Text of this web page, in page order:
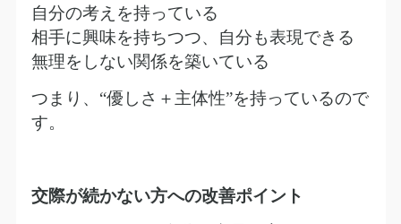
自分の考えを持っている
相手に興味を持ちつつ、自分も表現できる
無理をしない関係を築いている
つまり、 “優しさ＋主体性”を持っているので
す。
交際が続かない方への改善ポイント